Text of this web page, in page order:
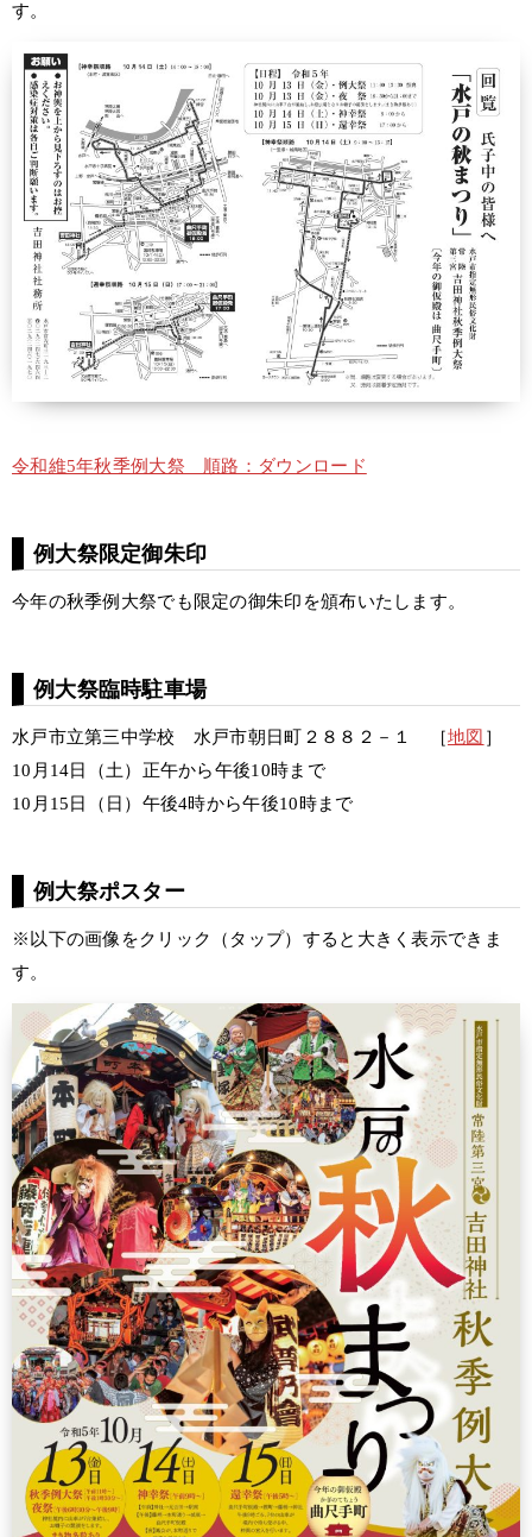
す。
令和維5年秋季例大祭 順路：ダウンロード
例大祭限定御朱印
今年の秋季例大祭でも限定の御朱印を頒布いたします。
例大祭臨時駐車場
水戸市立第三中学校 水戸市朝日町２８８２－１ ［地図 ］
10月14日（土）正午から午後10時まで
10月15日（日）午後4時から午後10時まで
例大祭ポスター
※以下の画像をクリック（タップ）すると大きく表示できま
す。